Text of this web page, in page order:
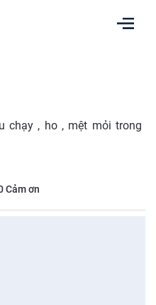
chạy , ho , mệt mỏi trong
Cảm ơn